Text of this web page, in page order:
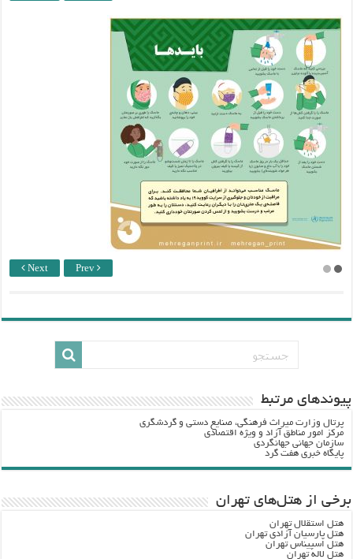
Next Prev
پيوندهاي مرتبط
پرتال وزارت ميراث فرهنگي، صنایع دستی و گردشگري
مرکز امور مناطق آزاد و ویژه اقتصادی
سازمان جهانی جهانگردی
پایگاه خبری هفت گرد
برخی از هتل‌های تهران
هتل استقلال تهران
هتل پارسیان آزادی تهران
هتل اسپیناس تهران
هتل لاله تهران